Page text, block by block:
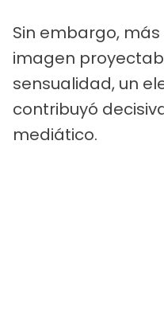
Sin embargo,
imagen
sensualidad, un
contribuyó
mediático.